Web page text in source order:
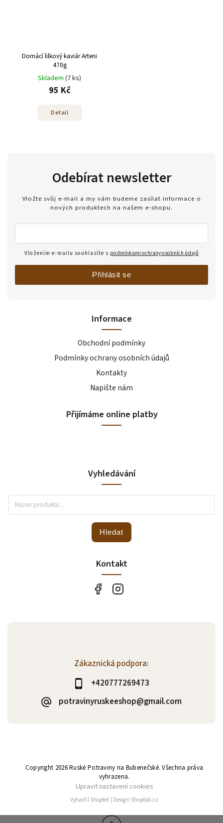
Domácí lilkový kaviár Arteni
470g
Skladem (7 ks)
95 Kč
Detail
Zákaznická podpora:
+420777269473
potravinyruskeeshop@gmail.com
Informace
Obchodní podmínky
Podmínky ochrany osobních údajů
Kontakty
Napište nám
Přijímáme online platby
Odebírat newsletter
Vložte svůj e-mail a my vám budeme zasílat informace o
nových produktech na našem e-shopu.
Vložením e-mailu souhlasíte s podmínkami ochrany osobních údajů
Přihlásit se
Vyhledávání
Hledat
Kontakt
Copyright 2026Ruské Potraviny na Bubenečské. Všechna práva
vyhrazena.
Upravit nastavení cookies
VytvořilShoptet | Design Shoptak.cz